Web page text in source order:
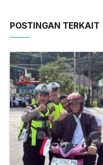
POSTINGAN TERKAIT